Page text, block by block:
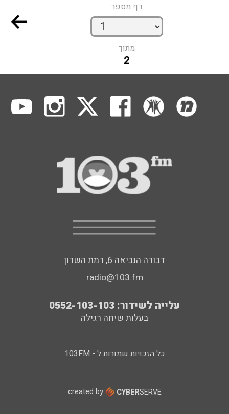
דף מספר
מתוך
2
דבורה הנביאה 6, רמת השרון
radio@103.fm
עלייה לשידור: 0552-103-103
בעלות שיחה רגילה
כל הזכויות שמורות ל - 103FM
created by CYBERSERVE